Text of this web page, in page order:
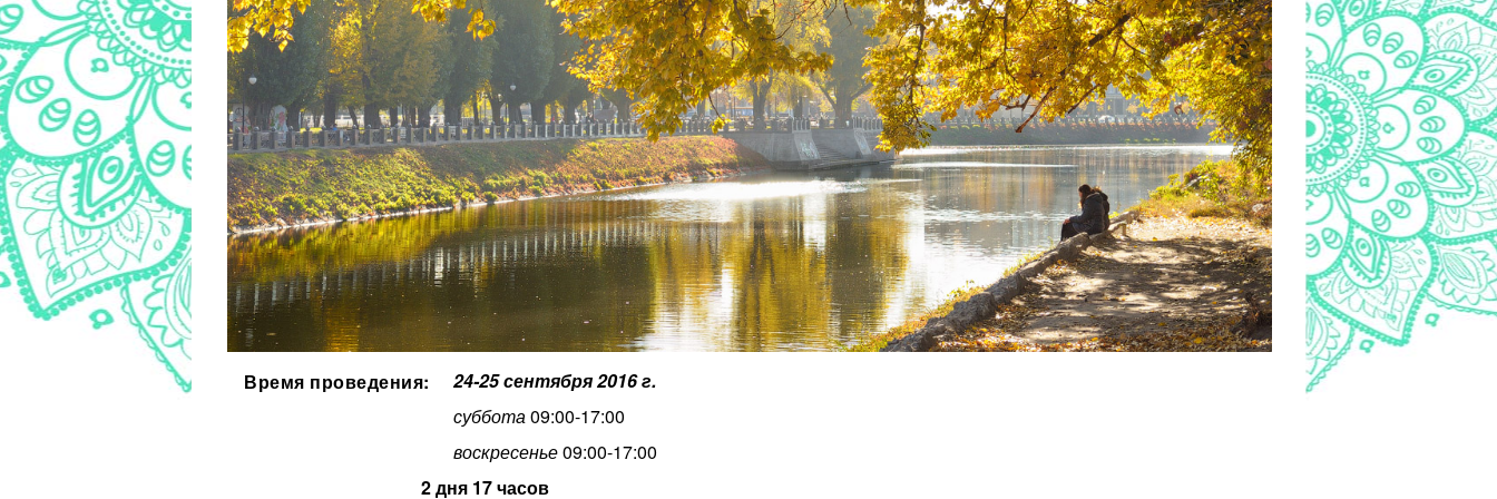
Время проведения:
24-25 сентября 2016 г.
суббота09:00-17:00
воскресенье09:00-17:00
2 дня 17 часов